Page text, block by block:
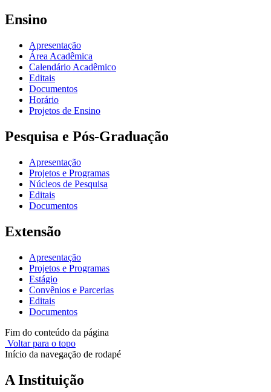
Ensino
Apresentação
Área Acadêmica
Calendário Acadêmico
Editais
Documentos
Horário
Projetos de Ensino
Pesquisa e Pós-Graduação
Apresentação
Projetos e Programas
Núcleos de Pesquisa
Editais
Documentos
Extensão
Apresentação
Projetos e Programas
Estágio
Convênios e Parcerias
Editais
Documentos
Fim do conteúdo da página
Voltar para o topo
Início da navegação de rodapé
A Instituição